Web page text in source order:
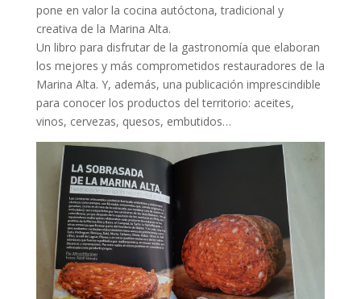
pone en valor la cocina autóctona, tradicional y
creativa de la Marina Alta.
Un libro para disfrutar de la gastronomía que elaboran
los mejores y más comprometidos restauradores de la
Marina Alta. Y, además, una publicación imprescindible
para conocer los productos del territorio: aceites,
vinos, cervezas, quesos, embutidos…